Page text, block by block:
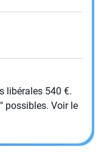
libérales 540 €.
possibles. Voir le